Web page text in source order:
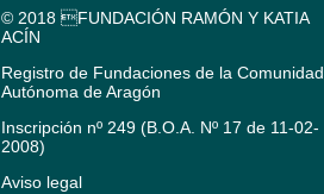
© 2018 FUNDACIÓN RAMÓN Y KATIA
ACÍN
Registro de Fundaciones de la Comunidad
Autónoma de Aragón
Inscripción nº 249 (B.O.A. Nº 17 de 11-02-
2008)
Aviso legal